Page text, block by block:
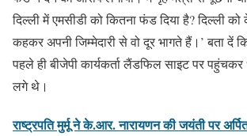
दिल्ली में एमसीडी को कितना फंड दिया है? दिल्ली
कहकर अपनी जिम्मेदारी से वो दूर भागते हैं।’ बता दें
पहले ही बीजेपी कार्यकर्ता लैंडफिल साइट पर
लगे थे।
राष्ट्रपति मुर्मू ने के.आर. नारायणन की जयंती पर